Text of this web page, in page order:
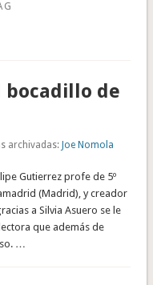
bocadillo de
archivadas:Joe Nomola
Gutierrez profe de 5º
(Madrid), y creador
a Silvia Asuero se le
que además de
…